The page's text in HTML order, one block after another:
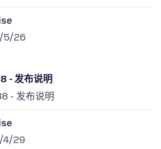
5/26
- 发布说明
- 发布说明
4/29